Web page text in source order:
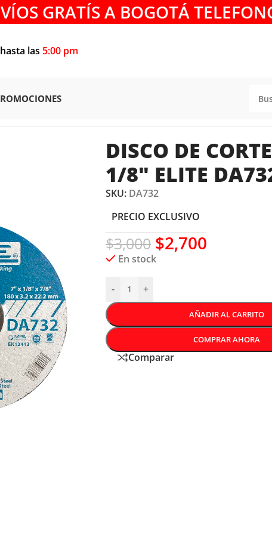
GRATÍS A BOGOTÁ
las 5:00 pm
DISCO DE
1/8″ ELITE
SKU: DA732
PRECIO EXCLUSIVO
$3,000 $2,700
En stock
- +
AÑADIR AL CARRITO
COMPRAR AHORA
Comparar